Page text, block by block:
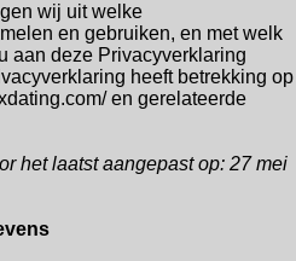
wij uit welke
en gebruiken, en met welk
aan deze Privacyverklaring
heeft betrekking op
en gerelateerde
het laatst aangepast op: 27 mei